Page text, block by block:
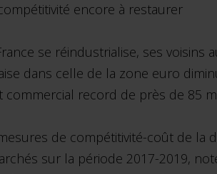
encore à restaurer
se réindustrialise, ses
dans celle de la zone euro
commercial record de près de 85
de compétitivité-coût de la
sur la période 2017-2019,